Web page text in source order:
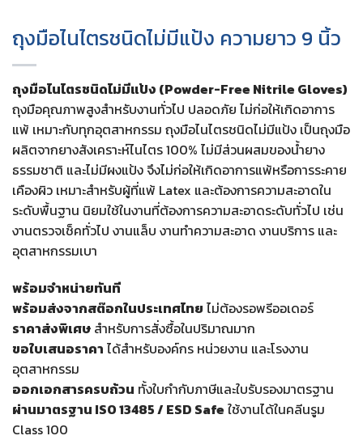
ถุงมือไนไตรชนิดไม่มีแป้ง ความยาว 9 นิ้ว
ถุงมือไนไตรชนิดไม่มีแป้ง (Powder-Free Nitrile Gloves)
ถุงมือคุณภาพสูงสำหรับงานทั่วไป ปลอดภัย ไม่ก่อให้เกิดอาการ
แพ้ เหมาะกับทุกอุตสาหกรรม ถุงมือไนไตรชนิดไม่มีแป้ง เป็นถุงมือ
ผลิตจากยางสังเคราะห์ไนไตร 100% ไม่มีส่วนผสมของน้ำยาง
ธรรมชาติ และไม่มีผงแป้ง จึงไม่ก่อให้เกิดอาการแพ้หรือการระคาย
เคืองผิว เหมาะสำหรับผู้ที่แพ้ Latex และต้องการความสะอาดใน
ระดับพื้นฐาน นิยมใช้ในงานที่ต้องการความสะอาดระดับทั่วไป เช่น
งานตรวจเช็คทั่วไป งานแล็บ งานทำความสะอาด งานบริการ และ
อุตสาหกรรมเบา
พร้อมจำหน่ายทันที
พร้อมส่งจากสต๊อกในประเทศไทย ไม่ต้องรอพรีออเดอร์
ราคาส่งพิเศษ สำหรับการสั่งซื้อในปริมาณมาก
ขอใบเสนอราคา ได้สำหรับองค์กร หน่วยงาน และโรงงาน
อุตสาหกรรม
ออกเอกสารครบถ้วน ทั้งใบกำกับภาษีและใบรับรองมาตรฐาน
ผ่านมาตรฐาน ISO 13485 / ESD Safe ใช้งานได้ในคลีนรูม
Class 100